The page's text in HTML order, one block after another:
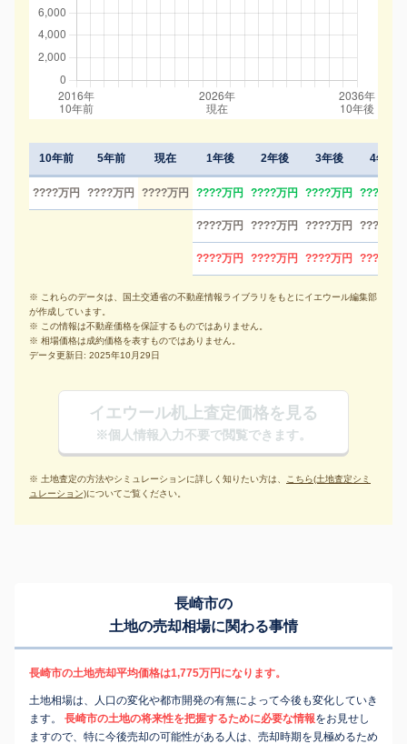
10年前 5年前 現在
????万円 ????万円 ????万円
1年後 2年後 3年後 4年後
????万円 ????万円 ????万円 ????万円
????万円 ????万円 ????万円 ????万円
????万円 ????万円 ????万円 ????万円
※ これらのデータは、国土交通省の不動産情報ライブラリをもとにイエウール編集部
が作成しています。
※ この情報は不動産価格を保証するものではありません。
※ 相場価格は成約価格を表すものではありません。
データ更新日: 2025年10月29日
イエウール机上査定価格を見る
※個人情報入力不要で閲覧できます。
※ 土地査定の方法やシミュレーションに詳しく知りたい方は、 こちら(土地査定シミ
ュレーション)についてご覧ください。
長崎市の
土地の売却相場に関わる事情
長崎市の土地売却平均価格は1,775万円になります。
土地相場は、人口の変化や都市開発の有無によって今後も変化していき
ます。
長崎市の土地の将来性を把握するために必要な情報をお見せし
ますので、特に今後売却の可能性がある人は、売却時期を見極めるため